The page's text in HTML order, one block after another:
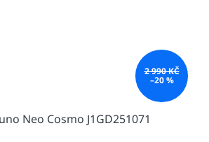
2 990 KČ
–20 %
Neo Cosmo J1GD251071